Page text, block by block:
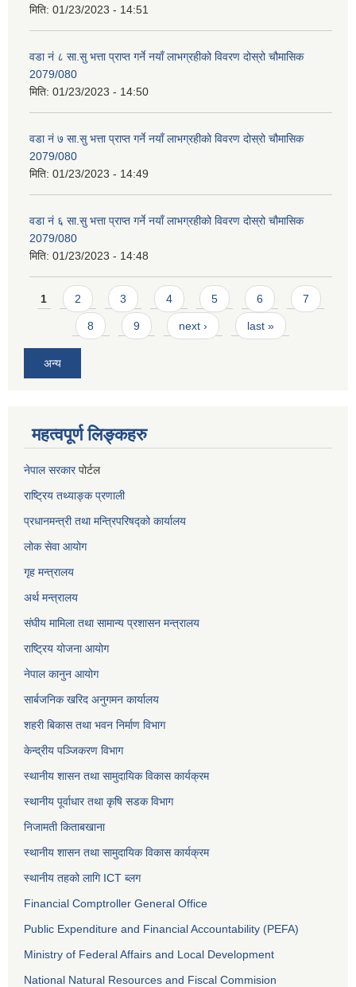
मिति: 01/23/2023 - 14:51
वडा नं ८ सा.सु भत्ता प्राप्त गर्ने नयाँ लाभग्रहीको विवरण दोस्रो चौमासिक
2079/080
मिति: 01/23/2023 - 14:50
वडा नं ७ सा.सु भत्ता प्राप्त गर्ने नयाँ लाभग्रहीको विवरण दोस्रो चौमासिक
2079/080
मिति: 01/23/2023 - 14:49
वडा नं ६ सा.सु भत्ता प्राप्त गर्ने नयाँ लाभग्रहीको विवरण दोस्रो चौमासिक
2079/080
मिति: 01/23/2023 - 14:48
Pages
1 2 3 4 5 6 7
8 9 next › last »
अन्य
महत्वपूर्ण लिङ्कहरु
नेपाल सरकारपोर्टल
राष्ट्रिय तथ्याङ्क प्रणाली
प्रधानमन्त्री तथा मन्त्रिपरिषद्को कार्यालय
लोक सेवाआयोग
गृह मन्त्रालय
अर्थ मन्त्रालय
संघीय मामिला तथा सामान्य प्रशासन मन्त्रालय
राष्ट्रिय योजना आयोग
नेपाल कानुन आयोग
सार्बजनिक खरिद अनुगमन कार्यालय
शहरी बिकास तथा भवन निर्माण विभाग
केन्द्रीय पञ्जिकरण विभाग
स्थानीय शासन तथा सामुदायिक विकास कार्यक्रम
स्थानीय पूर्वाधार तथा कृषि सडक विभाग
निजामती किताबखाना
स्थानीय शासन तथा सामुदायिक विकास कार्यक्रम
स्थानीय तहको लागि ICT ब्लग
Financial Comptroller General Office
Public Expenditure and Financial Accountability (PEFA)
Ministry of Federal Affairs and Local Development
National Natural Resources and Fiscal Commision